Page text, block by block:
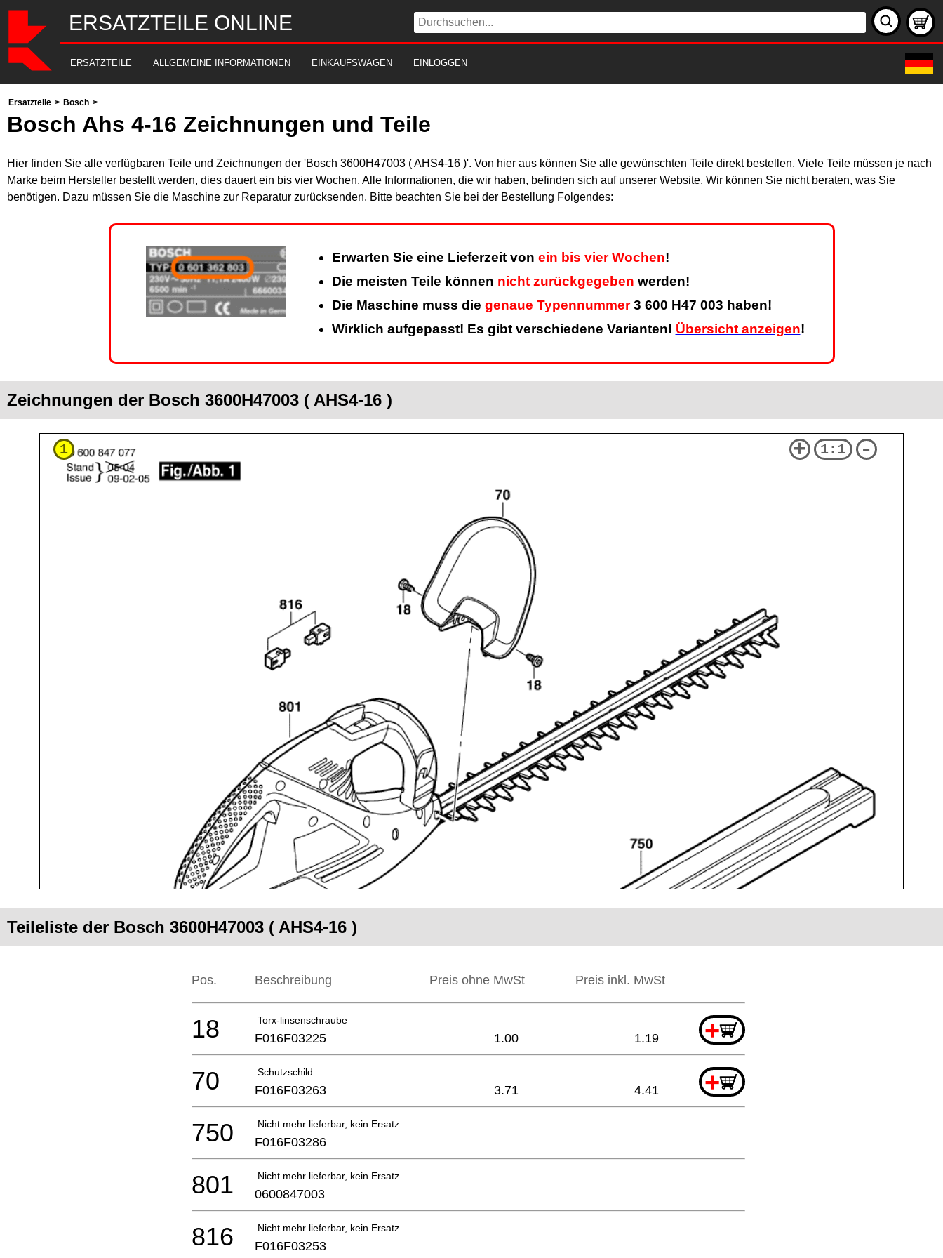
ERSATZTEILE ONLINE
ERSATZTEILE ALLGEMEINE INFORMATIONEN EINKAUFSWAGEN EINLOGGEN
Ersatzteile > Bosch >
Bosch Ahs 4-16 Zeichnungen und Teile
Hier finden Sie alle verfügbaren Teile und Zeichnungen der 'Bosch 3600H47003 ( AHS4-16 )'. Von hier aus können Sie alle gewünschten Teile direkt bestellen. Viele Teile müssen je nach
Marke beim Hersteller bestellt werden, dies dauert ein bis vier Wochen. Alle Informationen, die wir haben, befinden sich auf unserer Website. Wir können Sie nicht beraten, was Sie
benötigen. Dazu müssen Sie die Maschine zur Reparatur zurücksenden. Bitte beachten Sie bei der Bestellung Folgendes:
Erwarten Sie eine Lieferzeit von ein bis vier Wochen!
Die meisten Teile können nicht zurückgegeben werden!
Die Maschine muss die genaue Typennummer3 600 H47 003 haben!
Wirklich aufgepasst! Es gibt verschiedene Varianten! Übersicht anzeigen!
Zeichnungen der Bosch 3600H47003 ( AHS4-16 )
1 + 1:1 -
Teileliste der Bosch 3600H47003 ( AHS4-16 )
Pos. Beschreibung Preis ohne MwSt Preis inkl. MwSt
Torx-linsenschraube +
18 F016F03225 1.00 1.19
Schutzschild +
70 F016F03263 3.71 4.41
Nicht mehr lieferbar, kein Ersatz
750 F016F03286
Nicht mehr lieferbar, kein Ersatz
801 0600847003
Nicht mehr lieferbar, kein Ersatz
816 F016F03253